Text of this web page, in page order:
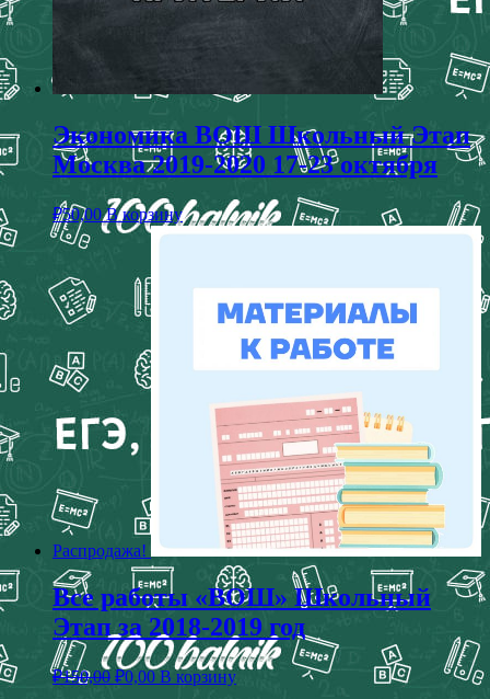
Экономика ВОШ Школьный Этап
Москва 2019-2020 17-23 октября
₽50,00 В корзину
Распродажа!
Все работы «ВОШ» Школьный
Этап за 2018-2019 год
₽150,00 ₽0,00 В корзину